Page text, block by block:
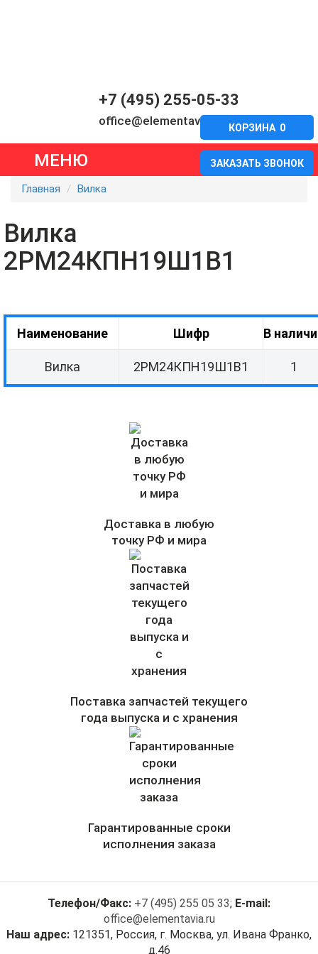
+7 (495) 255-05-33
office@elementavia.ru
ЗАКАЗАТЬ ЗВОНОК
КОРЗИНА 0
МЕНЮ
Главная Вилка
Вилка
2РМ24КПН19Ш1В1
Наименование Шифр В
Вилка 2РМ24КПН19Ш1В1 1
Доставка в любую
точку РФ и мира
Поставка запчастей текущего
года выпуска и с хранения
Гарантированные сроки
исполнения заказа
Телефон/Факс: +7 (495) 255 05 33; E-mail:
office@elementavia.ru
Наш адрес: 121351, Россия, г. Москва, ул. Ивана Франко,
д.46